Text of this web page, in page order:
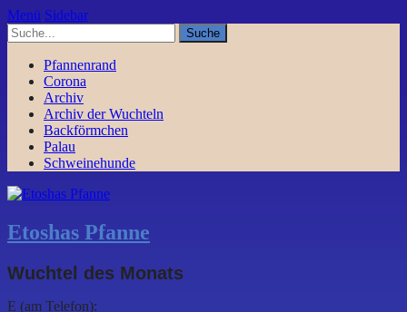
Menü Sidebar
Pfannenrand
Corona
Archiv
Archiv der Wuchteln
Backförmchen
Palau
Schweinehunde
Etoshas Pfanne
Wuchtel des Monats
E (am Telefon):